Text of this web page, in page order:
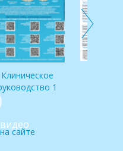
Клиническое
1
сайте